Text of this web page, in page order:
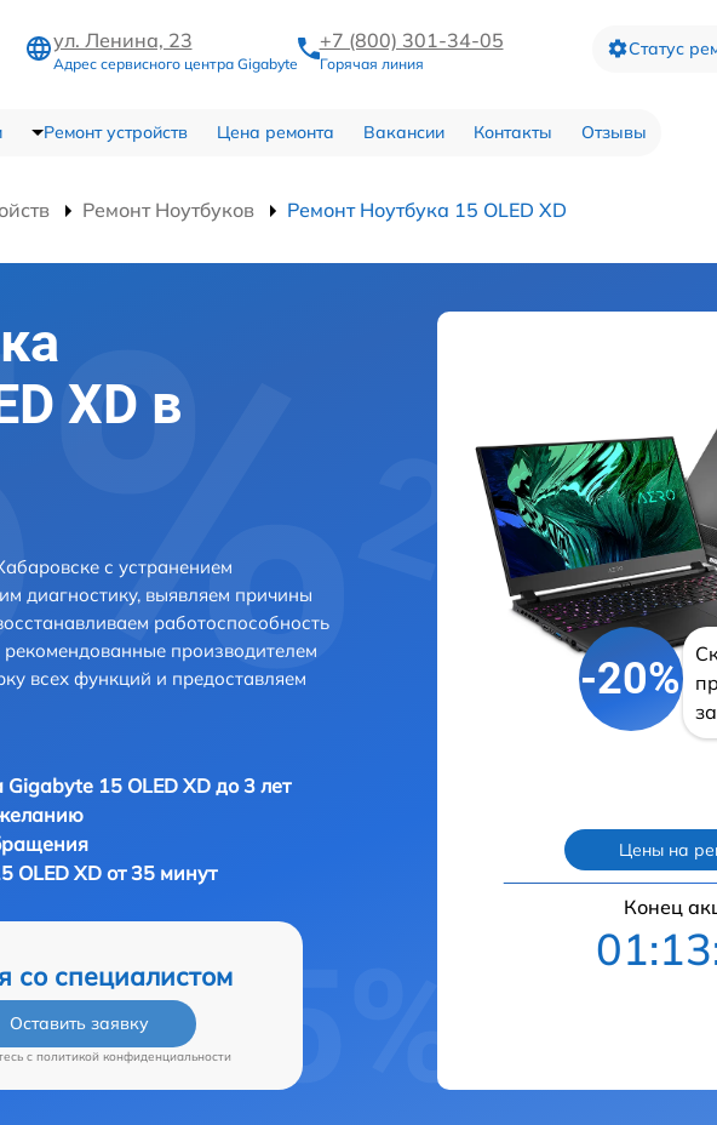
ул. Ленина, 23
Адрес сервисного центра Gigabyte
+7 (800) 301-34-05
Горячая линия
Статус
Ремонт устройств Цена ремонта Вакансии Контакты Отзывы
Ремонт Ноутбуков Ремонт Ноутбука 15 OLED XD
XD в
с устранением
диагностику, выявляем причины
работоспособность
производителем
всех функций и предоставляем
Gigabyte 15 OLED XD до 3 лет
OLED XD от 35 минут
со специалистом
Оставить заявку
c политикой конфиденциальности
-20%
Цены на
Конец